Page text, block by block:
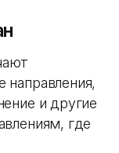
направления,
и другие
где